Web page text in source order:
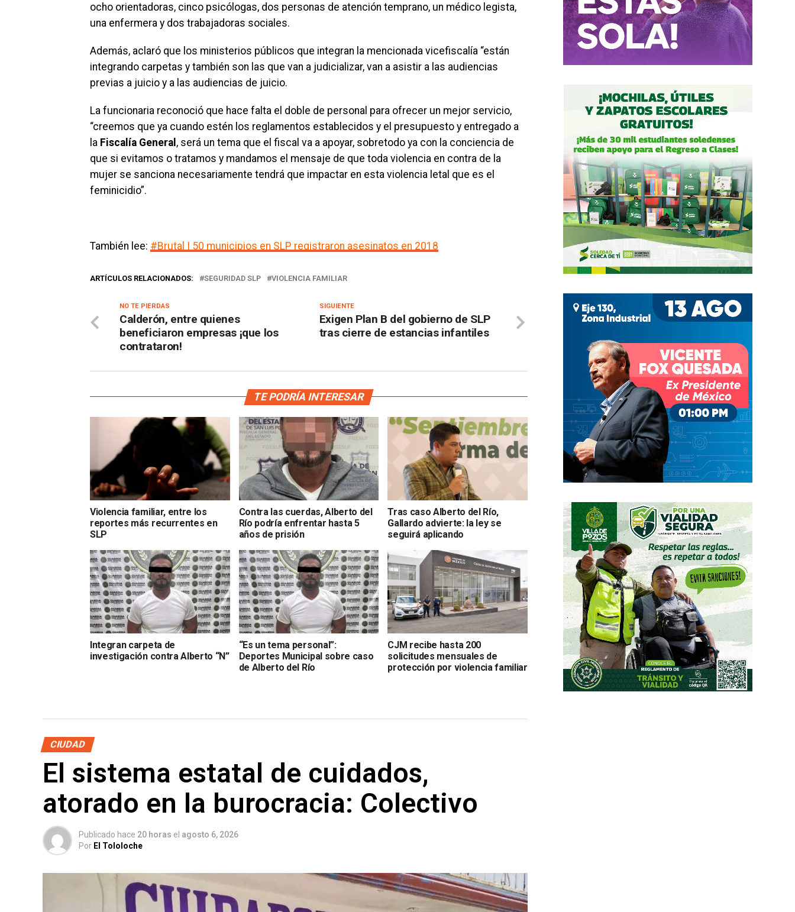
ocho orientadoras, cinco psicólogas, dos personas de atención temprano, un médico legista,
una enfermera y dos trabajadoras sociales.
Además, aclaró que los ministerios públicos que integran la mencionada vicefiscalía “están
integrando carpetas y también son las que van a judicializar, van a asistir a las audiencias
previas a juicio y a las audiencias de juicio.
La funcionaria reconoció que hace falta el doble de personal para ofrecer un mejor servicio,
“creemos que ya cuando estén los reglamentos establecidos y el presupuesto y entregado a
la Fiscalía General , será un tema que el fiscal va a apoyar, sobretodo ya con la conciencia de
que si evitamos o tratamos y mandamos el mensaje de que toda violencia en contra de la
mujer se sanciona necesariamente tendrá que impactar en esta violencia letal que es el
feminicidio”.
También lee: #Brutal | 50 municipios en SLP registraron asesinatos en 2018
ARTÍCULOS RELACIONADOS: SEGURIDAD SLP VIOLENCIA FAMILIAR
SIGUIENTE
Exigen Plan B del gobierno de SLP
tras cierre de estancias infantiles
NO TE PIERDAS
Calderón, entre quienes
beneficiaron empresas ¡que los
contrataron!
TE PODRÍA INTERESAR
Violencia familiar, entre los
reportes más recurrentes en
SLP
Contra las cuerdas, Alberto del
Río podría enfrentar hasta 5
años de prisión
Tras caso Alberto del Río,
Gallardo advierte: la ley se
seguirá aplicando
Integran carpeta de
investigación contra Alberto “N”
“Es un tema personal”:
Deportes Municipal sobre caso
de Alberto del Río
CJM recibe hasta 200
solicitudes mensuales de
protección por violencia familiar
CIUDAD
El sistema estatal de cuidados,
atorado en la burocracia: Colectivo
Publicado hace 20 horas el agosto 6, 2026
Por El Tololoche